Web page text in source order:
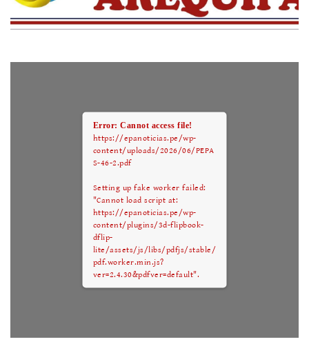
Error: Cannot access file!
https://epanoticias.pe/wp-
content/uploads/2026/06/PEPA
S-46-2.pdf
Setting up fake worker failed:
"Cannot load script at:
https://epanoticias.pe/wp-
content/plugins/3d-flipbook-
dflip-
lite/assets/js/libs/pdfjs/stable/
pdf.worker.min.js?
ver=2.4.30&pdfver=default".